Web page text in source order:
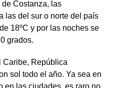
Costanza, las
las del sur o norte del país
18ºC y por las noches se
grados.
Caribe, República
sol todo el año. Ya sea en
en las ciudades, es raro no